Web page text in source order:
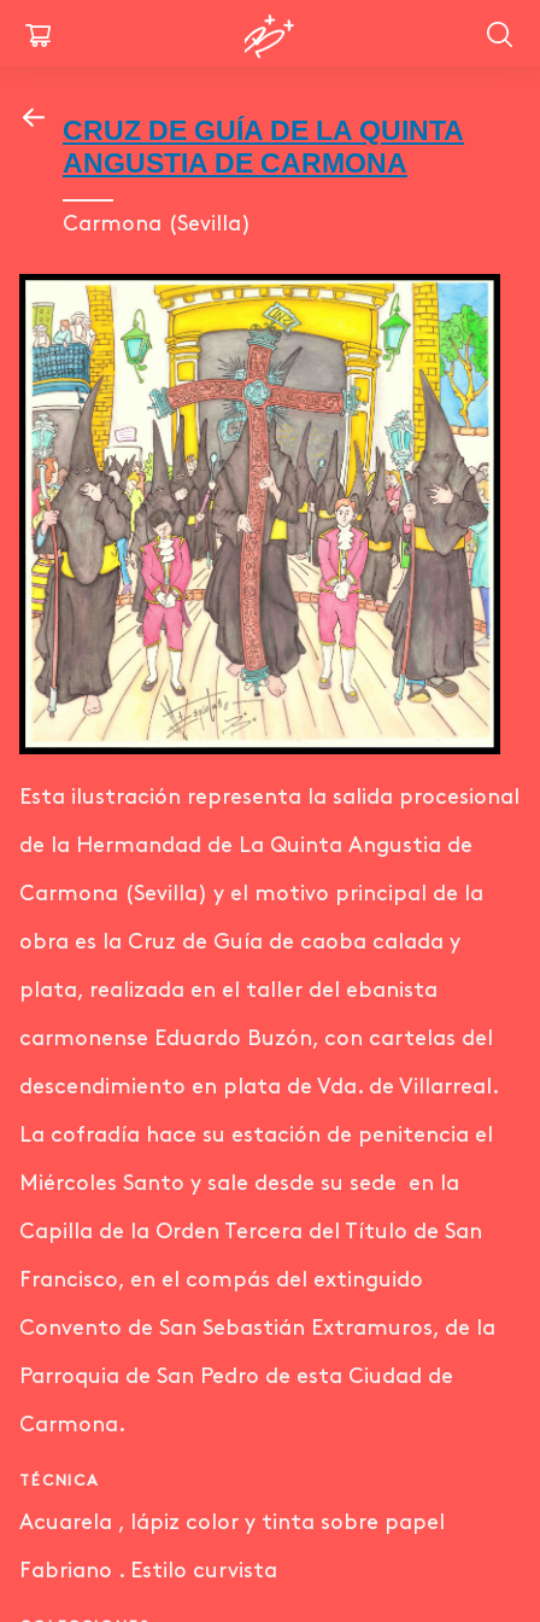
contenido
Menu
for
mobile
CRUZ DE GUÍA DE LA QUINTA
ANGUSTIA DE CARMONA
Carmona (Sevilla)
Image
Esta ilustración representa la salida procesional
de la Hermandad de La Quinta Angustia de
Carmona (Sevilla) y el motivo principal de la
obra es la Cruz de Guía de caoba calada y
plata, realizada en el taller del ebanista
carmonense Eduardo Buzón, con cartelas del
descendimiento en plata de Vda. de Villarreal.
La cofradía hace su estación de penitencia el
Miércoles Santo y sale desde su sede en la
Capilla de la Orden Tercera del Título de San
Francisco, en el compás del extinguido
Convento de San Sebastián Extramuros, de la
Parroquia de San Pedro de esta Ciudad de
Carmona.
TÉCNICA
Acuarela , lápiz color y tinta sobre papel
Fabriano . Estilo curvista